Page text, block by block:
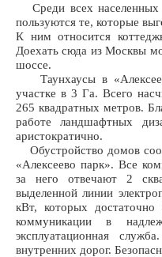
Среди всех населенных
пользуются те, которые
К ним относится
Доехать сюда из Москвы
шоссе.
Таунхаусы в
участке в 3 Га. Всего
265 квадратных метров.
работе ландшафтных
аристократично.
Обустройство домов
«Алексеево парк». Все
за него отвечают 2
выделенной линии
кВт, которых
коммуникации в
эксплуатационная
внутренних дорог.